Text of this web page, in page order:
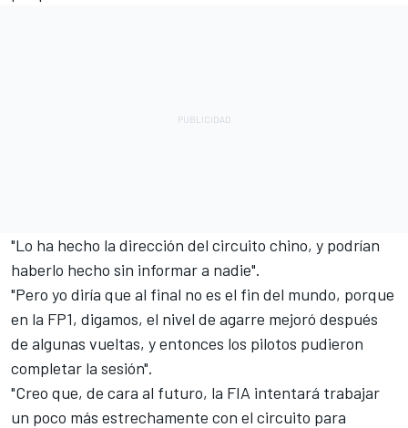
"Lo ha hecho la dirección del circuito chino, y podrían
haberlo hecho sin informar a nadie".
"Pero yo diría que al final no es el fin del mundo, porque
en la FP1, digamos, el nivel de agarre mejoró después
de algunas vueltas, y entonces los pilotos pudieron
completar la sesión".
"Creo que, de cara al futuro, la FIA intentará trabajar
un poco más estrechamente con el circuito para